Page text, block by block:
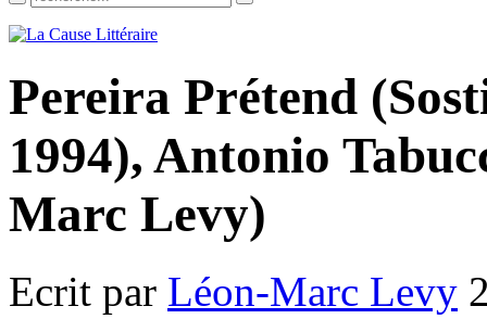
Pereira Prétend
1994), Antonio
Marc Levy)
Ecrit par Léon-Marc Levy